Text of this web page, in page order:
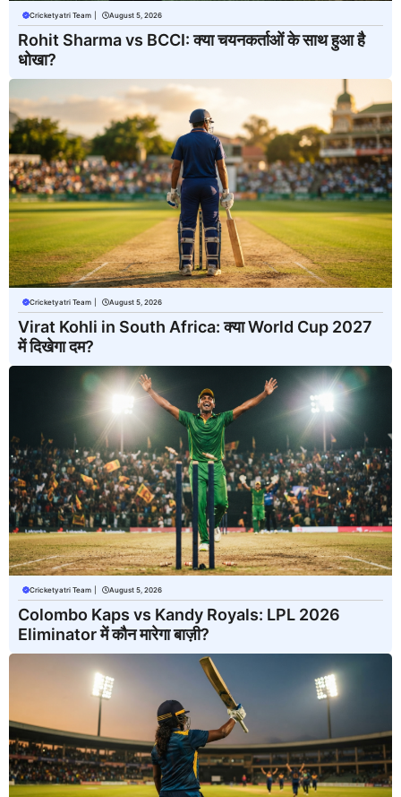
Cricketyatri Team August 5, 2026
Rohit Sharma vs BCCI: क्या चयनकर्ताओं के साथ हुआ है
धोखा?
Cricketyatri Team August 5, 2026
Virat Kohli in South Africa: क्या World Cup 2027
में दिखेगा दम?
Cricketyatri Team August 5, 2026
Colombo Kaps vs Kandy Royals: LPL 2026
Eliminator में कौन मारेगा बाज़ी?